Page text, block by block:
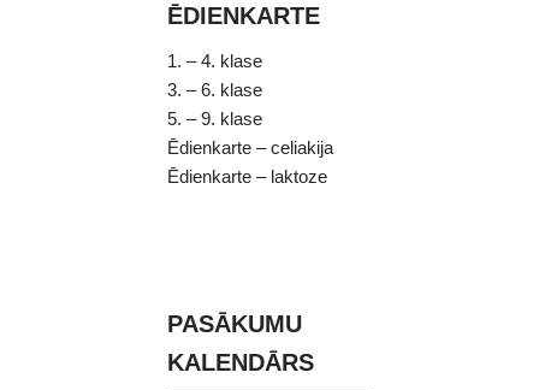
ĒDIENKARTE
1. – 4. klase
3. – 6. klase
5. – 9. klase
Ēdienkarte – celiakija
Ēdienkarte – laktoze
PASĀKUMU
KALENDĀRS